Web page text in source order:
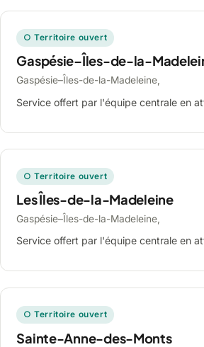
○ Territoire ouvert
Gaspésie–Îles-de-la-
Gaspésie–Îles-de-la-Madeleine,
Service offert par l'équipe centrale en
○ Territoire ouvert
Les Îles-de-la-Madeleine
Gaspésie–Îles-de-la-Madeleine,
Service offert par l'équipe centrale en
○ Territoire ouvert
Sainte-Anne-des-Monts